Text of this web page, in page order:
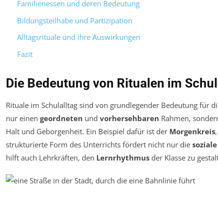
Familienessen und deren Bedeutung
Bildungsteilhabe und Partizipation
Alltagsrituale und ihre Auswirkungen
Fazit
Die Bedeutung von Ritualen im
Rituale im Schulalltag sind von grundlegender Bedeutung für
nur einen geordneten und vorhersehbaren Rahmen,
Halt und Geborgenheit. Ein Beispiel dafür ist der Morgenkreis
strukturierte Form des Unterrichts fördert nicht nur die
hilft auch Lehrkräften, den Lernrhythmus der Klasse zu